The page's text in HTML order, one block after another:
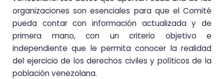
organizaciones son esenciales para que el Comité
pueda contar con información actualizada y de
primera mano, con un criterio objetivo e
independiente que le permita conocer la realidad
del ejercicio de los derechos civiles y políticos de la
población venezolana.